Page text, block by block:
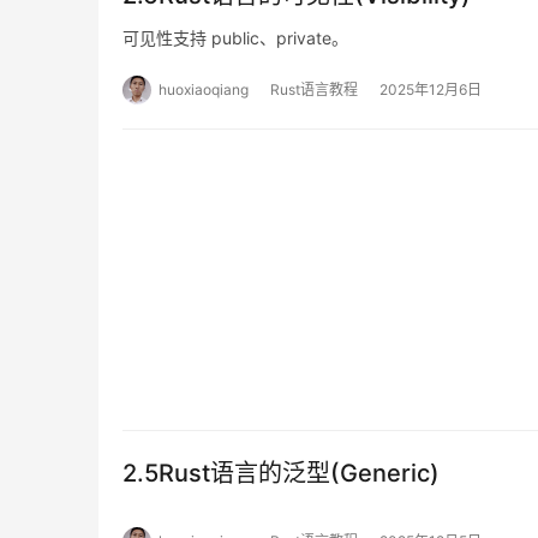
可见性支持 public、private。
huoxiaoqiang Rust语言教程 2025年12月6日
2.5Rust语言的泛型(Generic)